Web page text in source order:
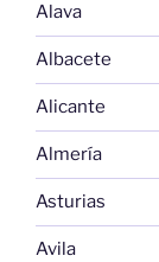
Alava
Albacete
Alicante
Almería
Asturias
Avila